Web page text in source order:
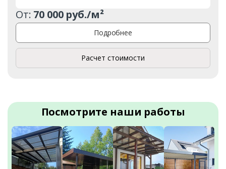
Посмотрите наши работы
От: 70 000 руб./м²
Подробнее
Расчет стоимости